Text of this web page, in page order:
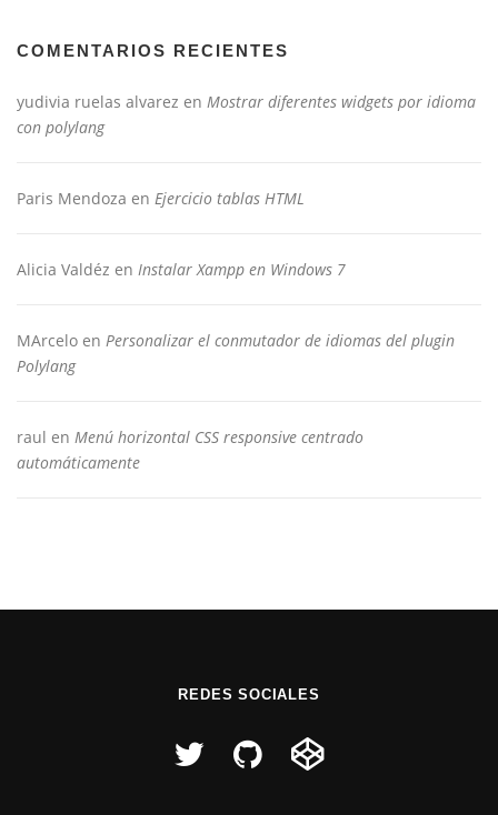
COMENTARIOS RECIENTES
yudivia ruelas alvarez en Mostrar diferentes widgets por idioma
con polylang
Paris Mendoza en Ejercicio tablas HTML
Alicia Valdéz en Instalar Xampp en Windows 7
MArcelo en Personalizar el conmutador de idiomas del plugin
Polylang
raul en Menú horizontal CSS responsive centrado
automáticamente
REDES SOCIALES